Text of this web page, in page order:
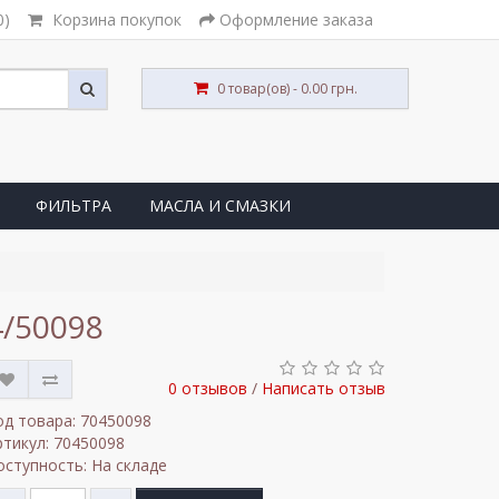
Корзина покупок Оформление заказа
0 товар(ов) - 0.00 грн.
ФИЛЬТРА МАСЛА И СМАЗКИ
50098
0 отзывов / Написать отзыв
товара: 70450098
70450098
На складе